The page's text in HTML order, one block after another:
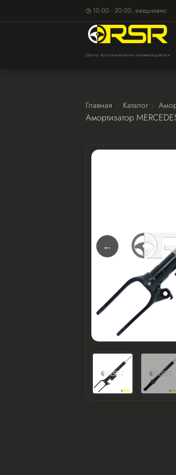
◷ 10:00 - 20:00, ежедневно
Центр восстановления пневмоподвески
Главная Каталог
Амортизатор